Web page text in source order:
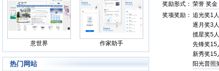
意世界 作家助手
热门网站
奖励形式： 荣誉 奖金
奖项奖励： 追光奖1
逐月奖3
揽星奖5
先锋奖15
新秀奖15
阳光普照